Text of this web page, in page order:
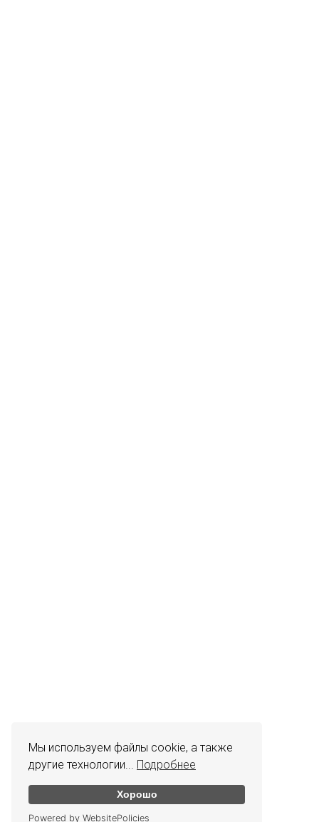
Мы используем файлы cookie, а также
другие технологии... Подробнее
Хорошо
Powered by WebsitePolicies